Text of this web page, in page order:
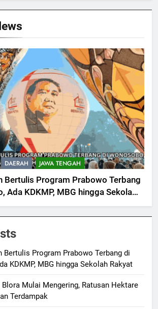
DAERAH JAWA TENGAH
Bertulis Program Prabowo Terbang
Ada KDKMP, MBG hingga Sekolah
Rakyat
Bertulis Program Prabowo Terbang di
KDKMP, MBG hingga Sekolah Rakyat
Blora Mulai Mengering, Ratusan Hektare
Terdampak